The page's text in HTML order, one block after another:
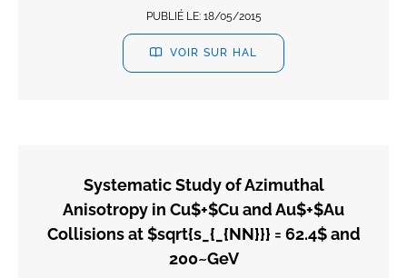
PUBLIÉ LE: 18/05/2015
VOIR SUR HAL
Systematic Study of Azimuthal
Anisotropy in Cu$+$Cu and Au$+$Au
Collisions at $sqrt{s_{_{NN}}} = 62.4$ and
200~GeV